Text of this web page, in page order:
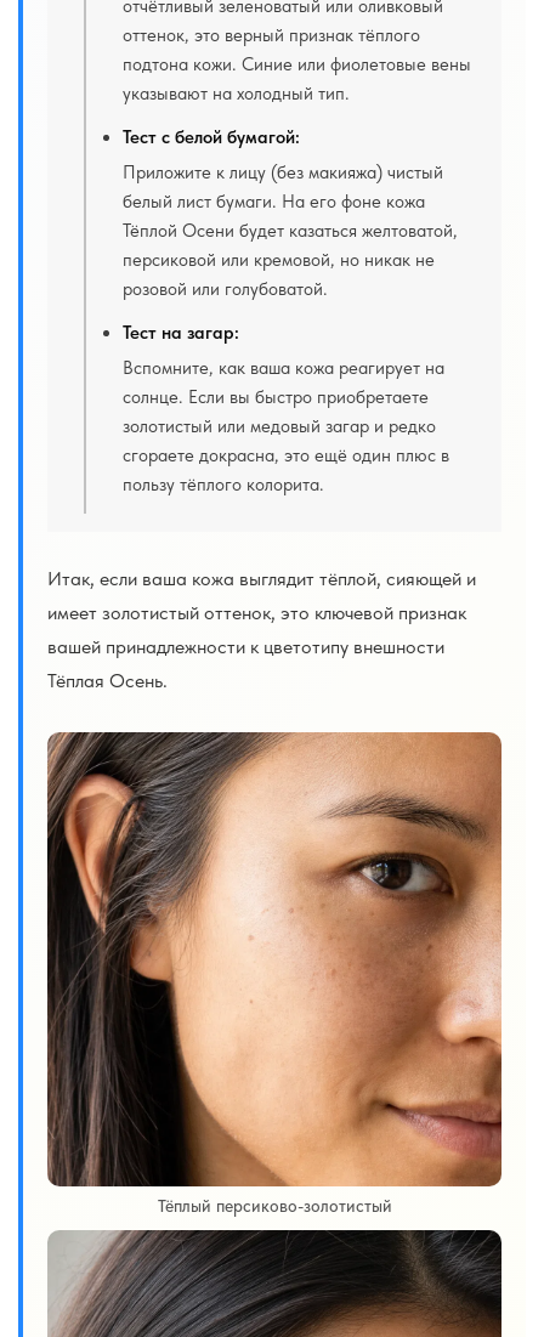
отчётливый зеленоватый или оливковый
оттенок, это верный признак тёплого
подтона кожи. Синие или фиолетовые вены
указывают на холодный тип.
Тест с белой бумагой:
Приложите к лицу (без макияжа) чистый
белый лист бумаги. На его фоне кожа
Тёплой Осени будет казаться желтоватой,
персиковой или кремовой, но никак не
розовой или голубоватой.
Тест на загар:
Вспомните, как ваша кожа реагирует на
солнце. Если вы быстро приобретаете
золотистый или медовый загар и редко
сгораете докрасна, это ещё один плюс в
пользу тёплого колорита.
Итак, если ваша кожа выглядит тёплой, сияющей и
имеет золотистый оттенок, это ключевой признак
вашей принадлежности к цветотипу внешности
Тёплая Осень.
Тёплый персиково-золотистый